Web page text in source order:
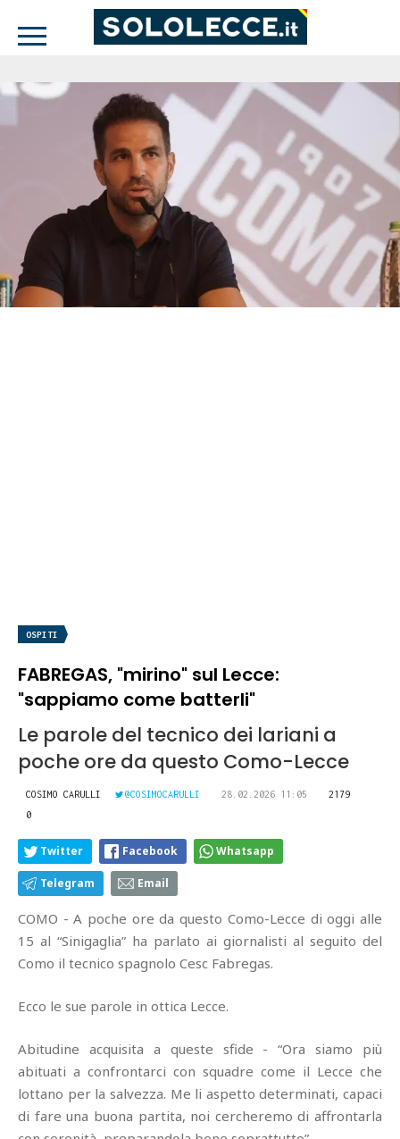
OSPITI
FABREGAS, "mirino" sul Lecce:
"sappiamo come batterli"
Le parole del tecnico dei lariani a
poche ore da questo Como-Lecce
COSIMO CARULLI @COSIMOCARULLI 28.02.2026 11:05
2179
0
Twitter Facebook Whatsapp
Telegram Email
COMO - A poche ore da questo Como-Lecce di oggi alle
15 al “Sinigaglia” ha parlato ai giornalisti al seguito del
Como il tecnico spagnolo Cesc Fabregas.
Ecco le sue parole in ottica Lecce.
Abitudine acquisita a queste sfide - “Ora siamo più
abituati a confrontarci con squadre come il Lecce che
lottano per la salvezza. Me li aspetto determinati, capaci
di fare una buona partita, noi cercheremo di affrontarla